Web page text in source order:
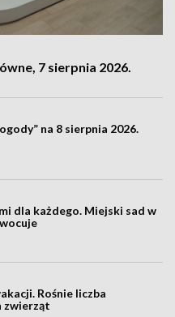
7 sierpnia 2026.
na 8 sierpnia 2026.
dla każdego. Miejski sad w
Rośnie liczba
zwierząt